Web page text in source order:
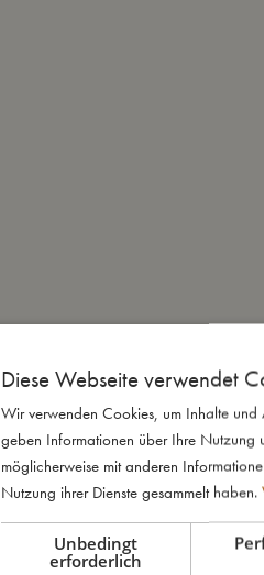
Diese Webseite verwendet
Wir verwenden Cookies, um Inhalte
geben Informationen über Ihre Nutzung
möglicherweise mit anderen
Nutzung ihrer Dienste gesammelt haben.
Unbedingt
erforderlich